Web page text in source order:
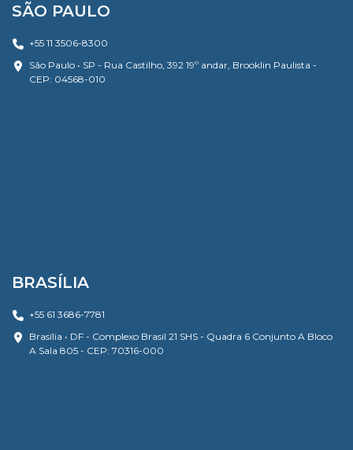
SÃO PAULO
+55 11 3506-8300
São Paulo • SP - Rua Castilho, 392 19º andar, Brooklin Paulista -
CEP: 04568-010
BRASÍLIA
+55 61 3686-7781
Brasília • DF - Complexo Brasil 21 SHS - Quadra 6 Conjunto A Bloco
A Sala 805 - CEP: 70316-000